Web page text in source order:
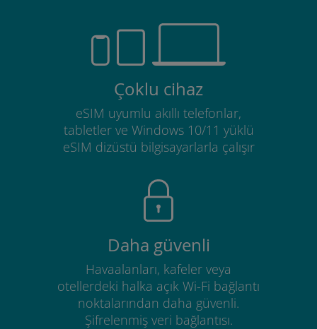
Çoklu cihaz
eSIM uyumlu akıllı telefonlar,
tabletler ve Windows 10/11 yüklü
eSIM dizüstü bilgisayarlarla çalışır
Daha güvenli
Havaalanları, kafeler veya
otellerdeki halka açık Wi-Fi bağlantı
noktalarından daha güvenli.
Şifrelenmiş veri bağlantısı.